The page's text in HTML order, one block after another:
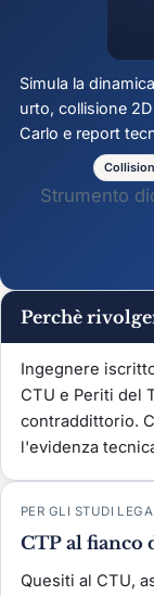
Simula la
urto, collisione
Carlo e report
Strumento
Perchè
Ingegnere
CTU e Periti del
contraddittorio.
l'evidenza
PER GLI STUDI
CTP al fianco
Quesiti al CTU,